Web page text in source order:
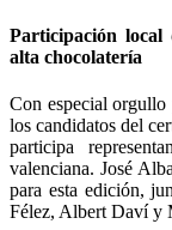
Participación
alta chocolatería
Con especial orgullo
los candidatos del
participa
valenciana. José
para esta edición,
Félez, Albert Daví y